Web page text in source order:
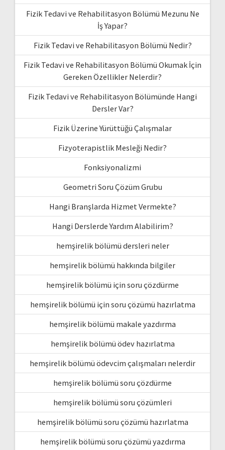
Fizik Tedavi ve Rehabilitasyon Bölümü Mezunu Ne
İş Yapar?
Fizik Tedavi ve Rehabilitasyon Bölümü Nedir?
Fizik Tedavi ve Rehabilitasyon Bölümü Okumak İçin
Gereken Özellikler Nelerdir?
Fizik Tedavi ve Rehabilitasyon Bölümünde Hangi
Dersler Var?
Fizik Üzerine Yürüttüğü Çalışmalar
Fizyoterapistlik Mesleği Nedir?
Fonksiyonalizmi
Geometri Soru Çözüm Grubu
Hangi Branşlarda Hizmet Vermekte?
Hangi Derslerde Yardım Alabilirim?
hemşirelik bölümü dersleri neler
hemşirelik bölümü hakkında bilgiler
hemşirelik bölümü için soru çözdürme
hemşirelik bölümü için soru çözümü hazırlatma
hemşirelik bölümü makale yazdırma
hemşirelik bölümü ödev hazırlatma
hemşirelik bölümü ödevcim çalışmaları nelerdir
hemşirelik bölümü soru çözdürme
hemşirelik bölümü soru çözümleri
hemşirelik bölümü soru çözümü hazırlatma
hemşirelik bölümü soru çözümü yazdırma